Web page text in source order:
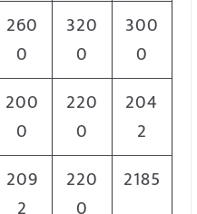
260
0
320
0
300
0
200
0
220
0
204
2
209
220
2185